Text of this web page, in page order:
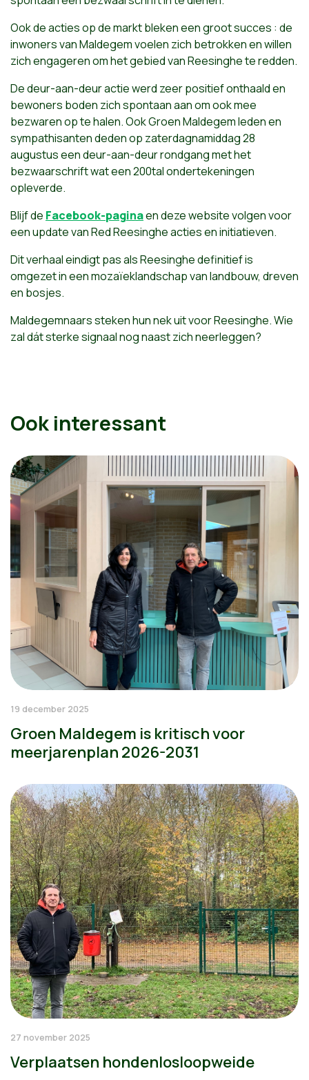
Ook de acties op de markt bleken een groot succes : de
inwoners van Maldegem voelen zich betrokken en willen
zich engageren om het gebied van Reesinghe te redden.
De deur-aan-deur actie werd zeer positief onthaald en
bewoners boden zich spontaan aan om ook mee
bezwaren op te halen. Ook Groen Maldegem leden en
sympathisanten deden op zaterdagnamiddag 28
augustus een deur-aan-deur rondgang met het
bezwaarschrift wat een 200tal ondertekeningen
opleverde.
Blijf de Facebook-paginaen deze website volgen voor
een update van Red Reesinghe acties en initiatieven.
Dit verhaal eindigt pas als Reesinghe definitief is
omgezet in een mozaïeklandschap van landbouw, dreven
en bosjes.
Maldegemnaars steken hun nek uit voor Reesinghe. Wie
zal dát sterke signaal nog naast zich neerleggen?
Ook interessant
19 december 2025
Groen Maldegem is kritisch voor
meerjarenplan 2026-2031
27 november 2025
Verplaatsen hondenlosloopweide